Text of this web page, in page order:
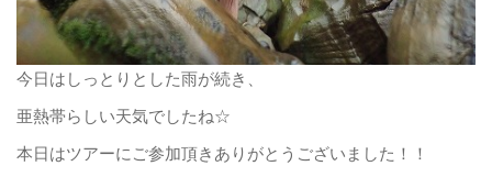
今日はしっとりとした雨が続き、
亜熱帯らしい天気でしたね☆
本日はツアーにご参加頂きありがとうございました！！